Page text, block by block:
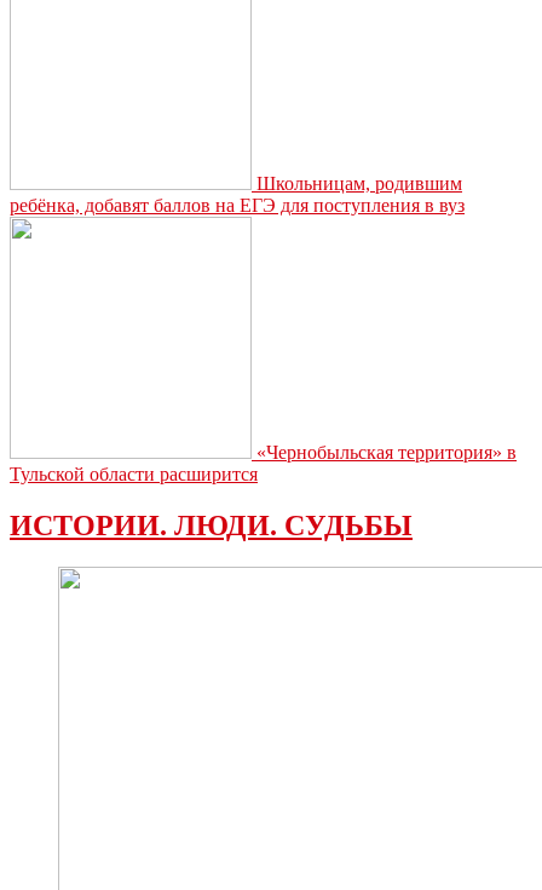
Школьницам, родившим
ребёнка, добавят баллов на ЕГЭ для поступления в вуз
«Чернобыльская территория» в
Тульской области расширится
ИСТОРИИ. ЛЮДИ. СУДЬБЫ